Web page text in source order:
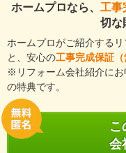
ホームプロなら、 工事
切な
ホームプロがご紹介する
と、安心の工事完成保証（
※リフォーム会社紹介に
の特典です。
こ
会